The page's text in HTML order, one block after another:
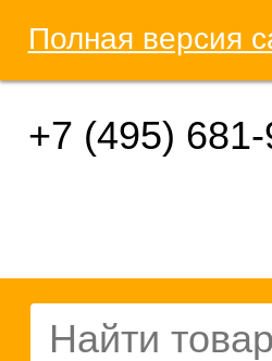
Полная версия
+7 (495)